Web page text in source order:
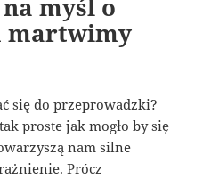
myśl o
martwimy
się do przeprowadzki?
proste jak mogło by się
nam silne
Prócz